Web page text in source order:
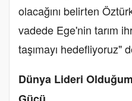
olacağını belirten
vadede Ege'nin tarım
taşımayı hedefliyoruz"
Dünya Lideri